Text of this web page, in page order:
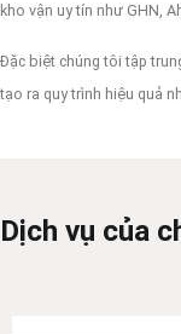
kho vận uy tín như GHN,
Đặc biệt chúng tôi tập
tạo ra quy trình hiệu quả
Dịch vụ của